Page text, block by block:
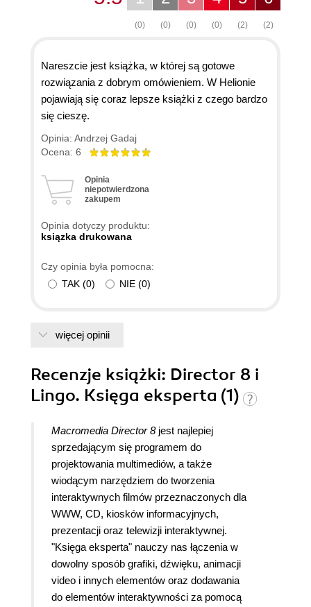
(2)
(2)
(0)
(0)
(0)
(0)
Nareszcie jest książka, w której są gotowe
rozwiązania z dobrym omówieniem. W Helionie
pojawiają się coraz lepsze książki z czego bardzo
się cieszę.
Opinia: Andrzej Gadaj
Ocena: 6
Opinia
niepotwierdzona
zakupem
Opinia dotyczy produktu:
ksiązka drukowana
Czy opinia była pomocna:
TAK (0) NIE (0)
więcej opinii
Recenzje książki: Director 8 i
Lingo. Księga eksperta (1)
Macromedia Director 8jest najlepiej
sprzedającym się programem do
projektowania multimediów, a także
wiodącym narzędziem do tworzenia
interaktywnych filmów przeznaczonych dla
WWW, CD, kiosków informacyjnych,
prezentacji oraz telewizji interaktywnej.
"Księga eksperta" nauczy nas łączenia w
dowolny sposób grafiki, dźwięku, animacji
video i innych elementów oraz dodawania
do elementów interaktywności za pomocą